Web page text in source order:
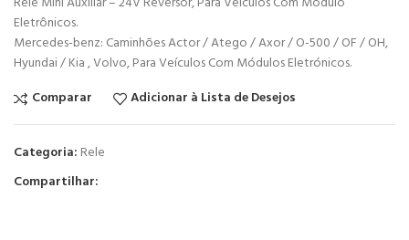
Eletrônicos.
Mercedes-benz: Caminhões Actor / Atego / Axor / O-500 / OF / OH,
Hyundai / Kia , Volvo, Para Veículos Com Módulos Eletrónicos.
Comparar
Adicionar à Lista de Desejos
Categoria: Rele
Compartilhar: